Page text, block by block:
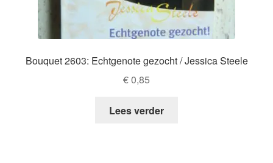
Bouquet 2603: Echtgenote gezocht / Jessica Steele
€0,85
Lees verder